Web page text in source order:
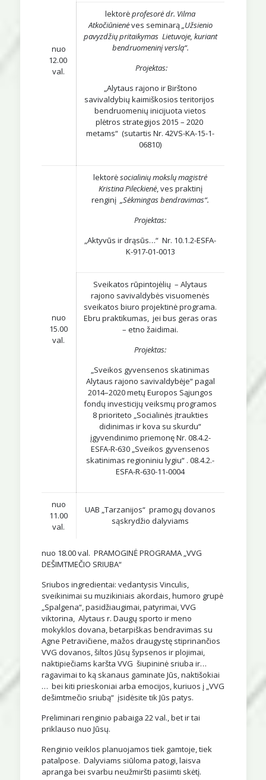
nuo
12.00
val.
lektorėprofesorė dr. Vilma
Atkočiūnienėves seminarą„Užsienio
pavyzdžių pritaikymas Lietuvoje, kuriant
bendruomeninį verslą“.
Projektas:
„Alytaus rajono ir Birštono
savivaldybių kaimiškosios teritorijos
bendruomenių inicijuota vietos
plėtros strategijos 2015 – 2020
metams“ (sutartis Nr. 42VS-KA-15-1-
06810)
nuo
15.00
val.
lektorėsocialinių mokslų magistrė
Kristina Pileckienė, ves praktinį
renginį„Sėkmingas bendravimas“.
Projektas:
„Aktyvūs ir drąsūs…“ Nr. 10.1.2-ESFA-
K-917-01-0013
Sveikatos rūpintojėlių – Alytaus
rajono savivaldybės visuomenės
sveikatos biuro projektinė programa.
Ebru praktikumas, jei bus geras oras
– etno žaidimai.
Projektas:
„Sveikos gyvensenos skatinimas
Alytaus rajono savivaldybėje“ pagal
2014–2020 metų Europos Sąjungos
fondų investicijų veiksmų programos
8 prioriteto „Socialinės įtraukties
didinimas ir kova su skurdu“
įgyvendinimo priemonę Nr. 08.4.2-
ESFA-R-630 „Sveikos gyvensenos
skatinimas regioniniu lygiu“ . 08.4.2.-
ESFA-R-630-11-0004
nuo
11.00
val.
UAB „Tarzanijos“ pramogų dovanos
sąskrydžio dalyviams
nuo 18.00 val. PRAMOGINĖ PROGRAMA „VVG
DEŠIMTMEČIO SRIUBA“
Sriubos ingredientai: vedantysis Vinculis,
sveikinimai su muzikiniais akordais, humoro grupė
„Spalgena“, pasidžiaugimai, patyrimai, VVG
viktorina, Alytaus r. Daugų sporto ir meno
mokyklos dovana, betarpiškas bendravimas su
Agne Petravičiene, mažos draugystę stiprinančios
VVG dovanos, šiltos Jūsų šypsenos ir plojimai,
naktipiečiams karšta VVG šiupininė sriuba ir…
ragavimai to ką skanaus gaminate Jūs, naktišokiai
… bei kiti prieskoniai arba emocijos, kuriuos į „VVG
dešimtmečio sriubą“ įsidėsite tik Jūs patys.
Preliminari renginio pabaiga 22 val., bet ir tai
priklauso nuo Jūsų.
Renginio veiklos planuojamos tiek gamtoje, tiek
patalpose. Dalyviams siūloma patogi, laisva
apranga bei svarbu neužmiršti pasiimti skėtį.